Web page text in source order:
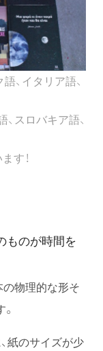
、イタリア語、
スロバキア語、
す！
ものが時間を
の物理的な形そ
紙のサイズが少